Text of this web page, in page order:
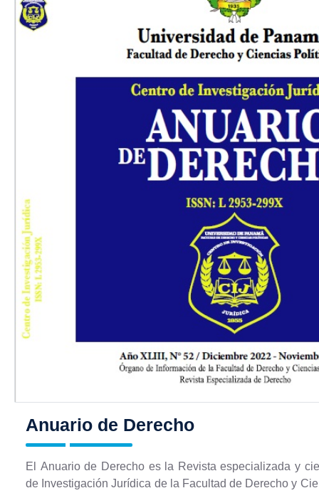
Anuario de Derecho
El Anuario de Derecho es la Revista especializada y
de Investigación Jurídica de la Facultad de Derecho y